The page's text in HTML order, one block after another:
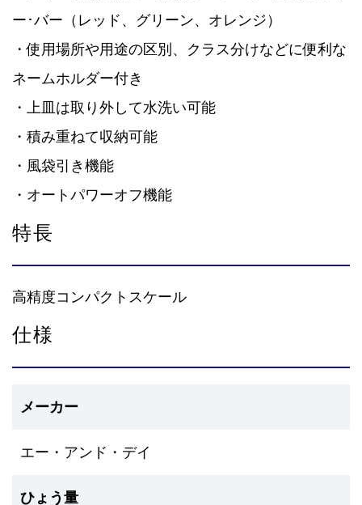
ー･バー（レッド、グリーン、オレンジ）
・使用場所や用途の区別、クラス分けなどに便利な
ネームホルダー付き
・上皿は取り外して水洗い可能
・積み重ねて収納可能
・風袋引き機能
・オートパワーオフ機能
特長
高精度コンパクトスケール
仕様
メーカー
エー・アンド・デイ
ひょう量